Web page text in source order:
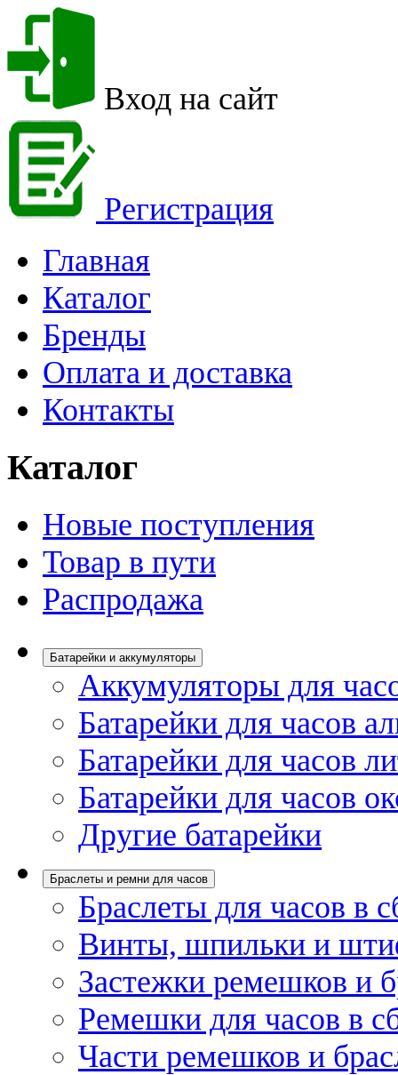
Вход на сайт
Регистрация
Главная
Каталог
Бренды
Оплата и доставка
Контакты
Каталог
Новые поступления
Товар в пути
Распродажа
Батарейки и аккумуляторы
Аккумуляторы для
Батарейки для часов
Батарейки для часов
Батарейки для часов
Другие батарейки
Браслеты и ремни для часов
Браслеты для часов в
Винты, шпильки и
Застежки ремешков и
Ремешки для часов в
Части ремешков и